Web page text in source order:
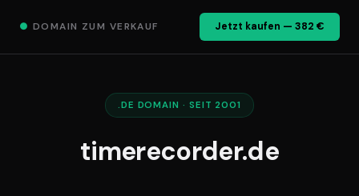
● DOMAIN ZUM VERKAUF Jetzt kaufen — 382 €
.DE DOMAIN · SEIT 2001
timerecorder.de